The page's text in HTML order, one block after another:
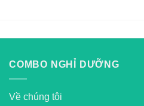
COMBO NGHỈ DƯỠNG
Về chúng tôi